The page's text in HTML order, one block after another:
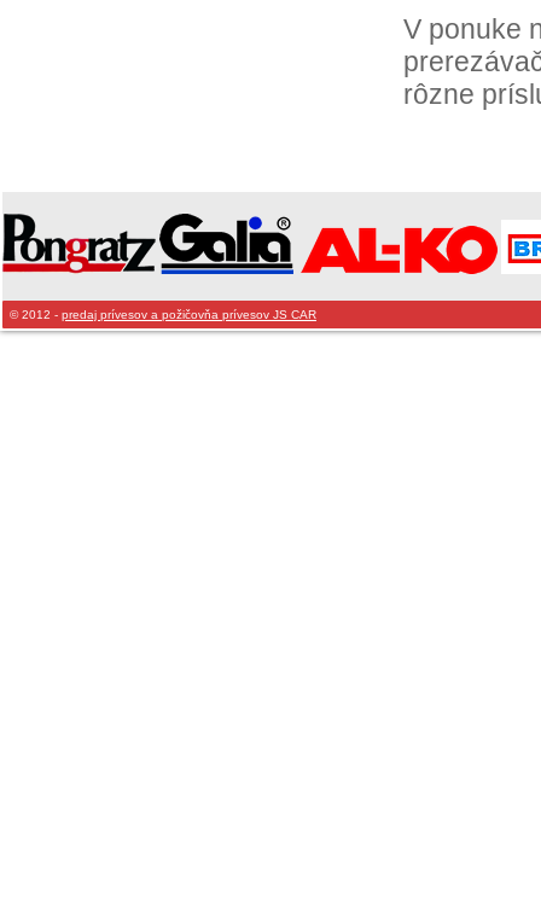
V ponuke
rôzne
© 2012 - predaj prívesov a požičovňa prívesov JS CAR